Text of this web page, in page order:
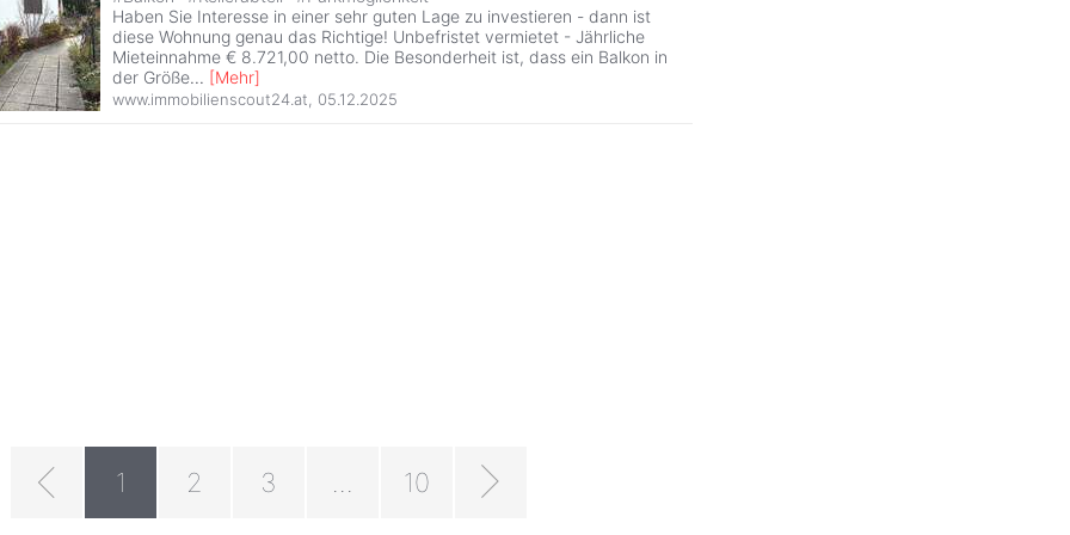
Haben Sie Interesse in einer sehr guten Lage zu investieren - dann ist
diese Wohnung genau das Richtige! Unbefristet vermietet - Jährliche
Mieteinnahme € 8.721,00 netto. Die Besonderheit ist, dass ein Balkon in
der Größe... [Mehr]
www.immobilienscout24.at 05.12.2025
1 2 3 10